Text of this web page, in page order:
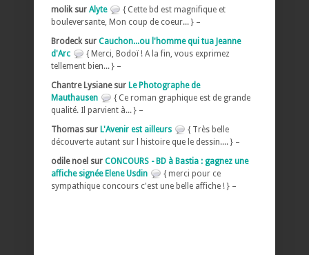
molik sur Alyte
{ Cette bd est magnifique et
bouleversante, Mon coup de coeur... } –
Brodeck sur Cauchon...ou l'homme qui tua Jeanne
d'Arc
{ Merci, Bodoï ! A la fin, vous exprimez
tellement bien... } –
Chantre Lysiane sur Le Photographe de
Mauthausen
{ Ce roman graphique est de grande
qualité. Il parvient à... } –
Thomas sur L'Avenir est ailleurs
{ Très belle
découverte autant sur l histoire que le dessin.... } –
odile noel sur CONCOURS - BD à Bastia : gagnez une
affiche signée Elene Usdin
{ merci pour ce
sympathique concours c'est une belle affiche ! } –